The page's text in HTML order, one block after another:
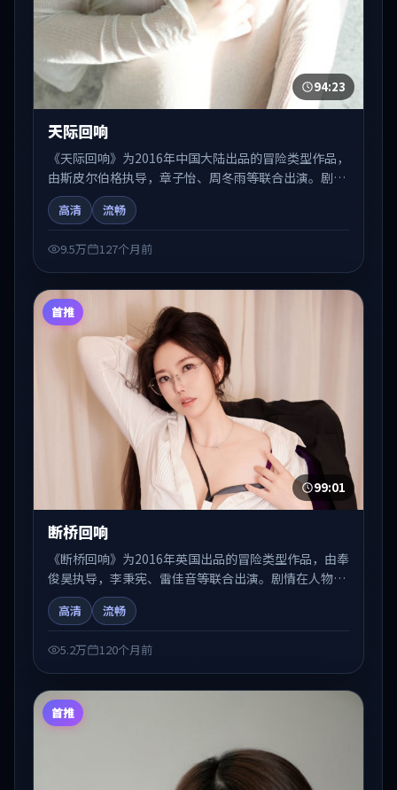
94:23
天际回响
《天际回响》为2016年中国大陆出品的冒险类型作品，
由斯皮尔伯格执导，章子怡、周冬雨等联合出演。剧情
在人物弧光与节奏推进中展开，兼具叙事张力与视听质
感。适合关注国产在线观看、热播国产剧与院线佳片的
高清 流畅
9.5万 127个月前
首推
99:01
断桥回响
《断桥回响》为2016年英国出品的冒险类型作品，由奉
俊昊执导，李秉宪、雷佳音等联合出演。剧情在人物弧
光与节奏推进中展开，兼具叙事张力与视听质感。可与
站内国产剧、电影、综艺片单交叉检索，便于「国产在
高清 流畅
5.2万 120个月前
首推